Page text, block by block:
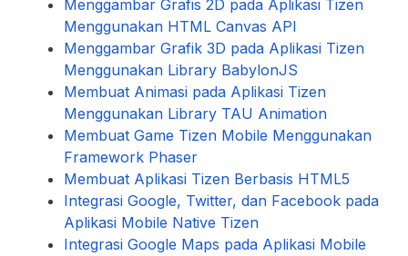
Menggambar Grafis 2D pada Aplikasi Tizen
Menggunakan HTML Canvas API
Menggambar Grafik 3D pada Aplikasi Tizen
Menggunakan Library BabylonJS
Membuat Animasi pada Aplikasi Tizen
Menggunakan Library TAU Animation
Membuat Game Tizen Mobile Menggunakan
Framework Phaser
Membuat Aplikasi Tizen Berbasis HTML5
Integrasi Google, Twitter, dan Facebook pada
Aplikasi Mobile Native Tizen
Integrasi Google Maps pada Aplikasi Mobile